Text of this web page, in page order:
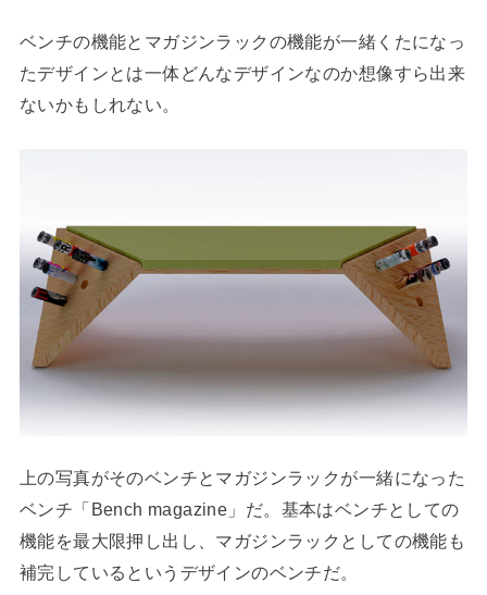
ベンチの機能とマガジンラックの機能が一緒くたになっ
たデザインとは一体どんなデザインなのか想像すら出来
ないかもしれない。
上の写真がそのベンチとマガジンラックが一緒になった
ベンチ「Bench magazine」だ。基本はベンチとしての
機能を最大限押し出し、マガジンラックとしての機能も
補完しているというデザインのベンチだ。